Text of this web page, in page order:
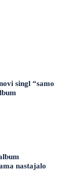
singl “samo
nastajalo